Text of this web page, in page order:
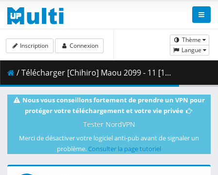
Thème
Langue
Inscription Connexion
/ Télécharger [Chihiro] Maou 2099 - 11 [1080p HEVC AAC][90434BC6].mkv.001 ( 355.32 MB )
Nous vous conseillons fortement de prendre un VPN pour
protéger votre téléchargement et votre vie privée
Tester NordVPN
Merci de désactiver votre logiciel anti-pub avant de signaler un
problème. Consulter la page tutoriel